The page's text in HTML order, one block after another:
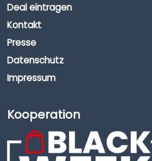
Deal eintragen
Kontakt
Presse
Datenschutz
Impressum
Kooperation